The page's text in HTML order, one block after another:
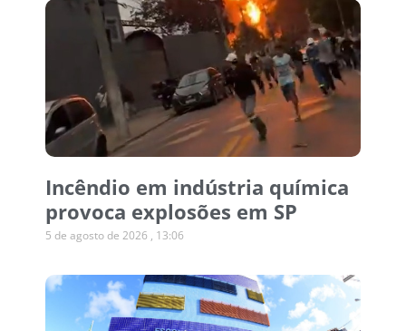
Incêndio em indústria química
provoca explosões em SP
5 de agosto de 2026 13:06